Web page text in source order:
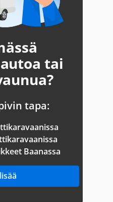
tai
tapa:
Baanassa